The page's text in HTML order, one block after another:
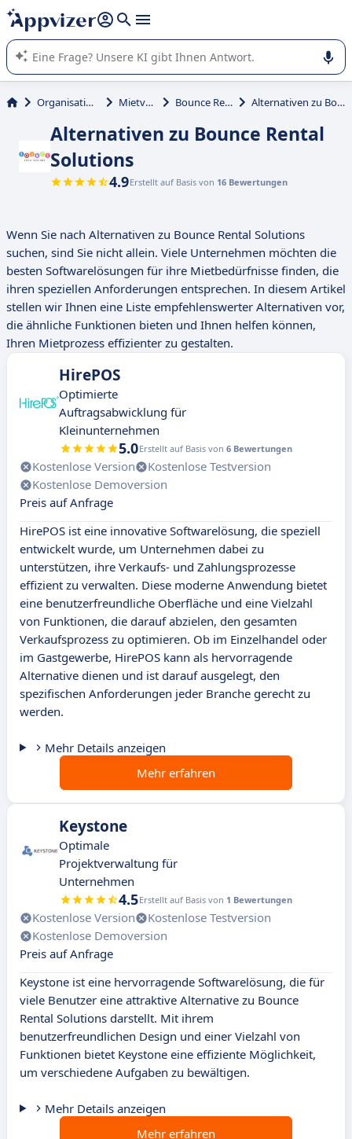
beantworten (mehrere Zeilen mit
Die KI von Appvizer führt Sie bei der Nutzung oder Auswahl
von SaaS-Software in Unternehmen.
Organisation und Planung Mietverwaltung Bounce Rental Solutions Alternativen zu Bounce Rental Solutions
Alternativen zu Bounce Rental
Solutions
4.9Erstellt auf Basis von 16 Bewertungen
Wenn Sie nach Alternativen zu Bounce Rental Solutions
suchen, sind Sie nicht allein. Viele Unternehmen möchten die
besten Softwarelösungen für ihre Mietbedürfnisse finden, die
ihren speziellen Anforderungen entsprechen. In diesem Artikel
stellen wir Ihnen eine Liste empfehlenswerter Alternativen vor,
die ähnliche Funktionen bieten und Ihnen helfen können,
Ihren Mietprozess effizienter zu gestalten.
HirePOS
Optimierte
Auftragsabwicklung für
Kleinunternehmen
5.0Erstellt auf Basis von 6 Bewertungen
Kostenlose Version
Kostenlose Testversion
Kostenlose Demoversion
Preis auf Anfrage
HirePOS ist eine innovative Softwarelösung, die speziell
entwickelt wurde, um Unternehmen dabei zu
unterstützen, ihre Verkaufs- und Zahlungsprozesse
effizient zu verwalten. Diese moderne Anwendung bietet
eine benutzerfreundliche Oberfläche und eine Vielzahl
von Funktionen, die darauf abzielen, den gesamten
Verkaufsprozess zu optimieren. Ob im Einzelhandel oder
im Gastgewerbe, HirePOS kann als hervorragende
Alternative dienen und ist darauf ausgelegt, den
spezifischen Anforderungen jeder Branche gerecht zu
werden.
Mehr Details anzeigen
Mehr erfahren
Keystone
Optimale
Projektverwaltung für
Unternehmen
4.5Erstellt auf Basis von 1 Bewertungen
Kostenlose Version
Kostenlose Testversion
Kostenlose Demoversion
Preis auf Anfrage
Keystone ist eine hervorragende Softwarelösung, die für
viele Benutzer eine attraktive Alternative zu Bounce
Rental Solutions darstellt. Mit ihrem
benutzerfreundlichen Design und einer Vielzahl von
Funktionen bietet Keystone eine effiziente Möglichkeit,
um verschiedene Aufgaben zu bewältigen.
Mehr Details anzeigen
Mehr erfahren